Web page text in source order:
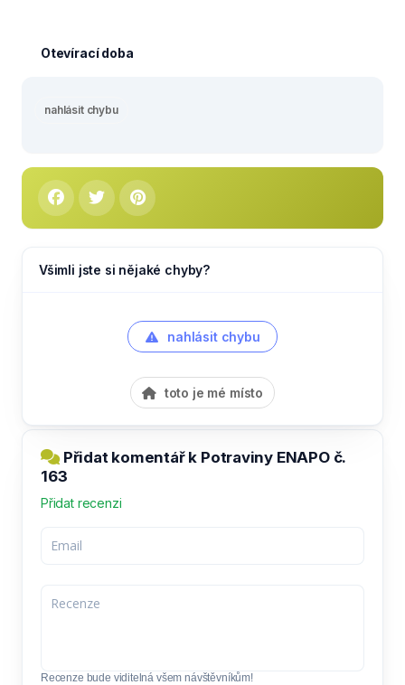
Otevírací doba
nahlásit chybu
Všimli jste si nějaké chyby?
nahlásit chybu
toto je mé místo
Přidat komentář k Potraviny ENAPO č.
163
Přidat recenzi
Recenze bude viditelná všem návštěvníkům!